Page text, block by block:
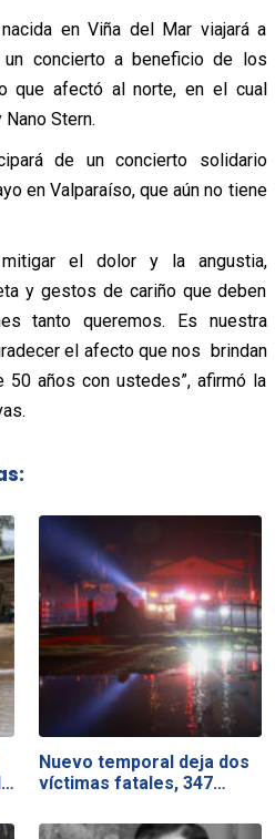
en Viña del Mar viajará a
un concierto a beneficio de los
que afectó al norte, en el cual
Stern.
de un concierto solidario
en Valparaíso, que aún no tiene
mitigar el dolor y la angustia,
y gestos de cariño que deben
tanto queremos. Es nuestra
el afecto que nos brindan
años con ustedes”, afirmó la
Nuevo temporal deja dos
víctimas fatales, 347…